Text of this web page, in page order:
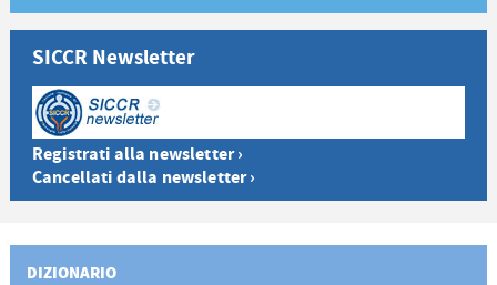
SICCR Newsletter
Registrati alla newsletter ›
Cancellati dalla newsletter ›
DIZIONARIO